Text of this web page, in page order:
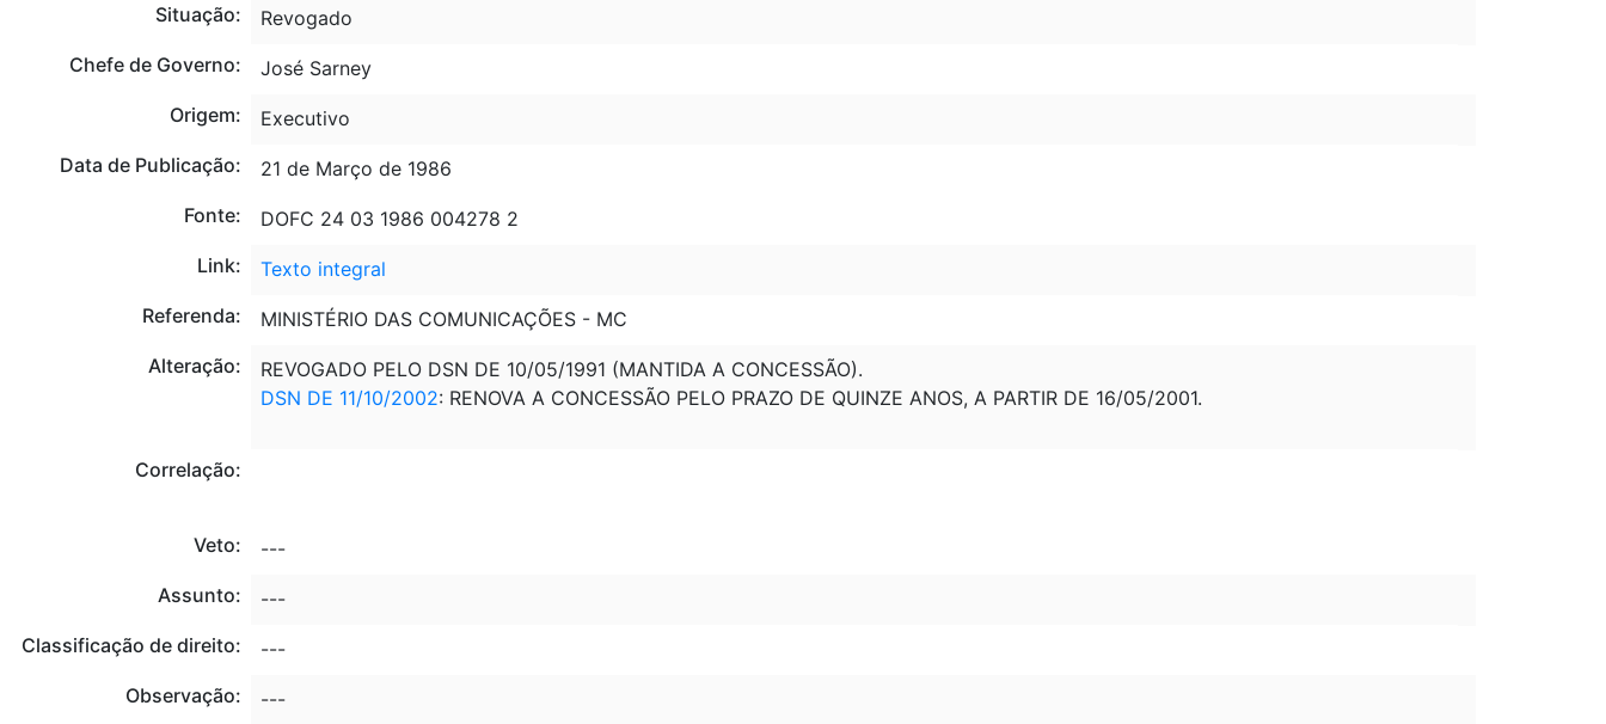
Situação:
Revogado
Chefe de Governo:
José Sarney
Origem:
Executivo
Data de Publicação:
21 de Março de 1986
Fonte:
DOFC 24 03 1986 004278 2
Link:
Texto integral
Referenda:
MINISTÉRIO DAS COMUNICAÇÕES - MC
Alteração:
REVOGADO PELO DSN DE 10/05/1991 (MANTIDA A CONCESSÃO).
DSN DE 11/10/2002: RENOVA A CONCESSÃO PELO PRAZO DE QUINZE ANOS, A PARTIR DE 16/05/2001.
Correlação:
Veto:
---
Assunto:
---
Classificação de direito:
---
Observação:
---